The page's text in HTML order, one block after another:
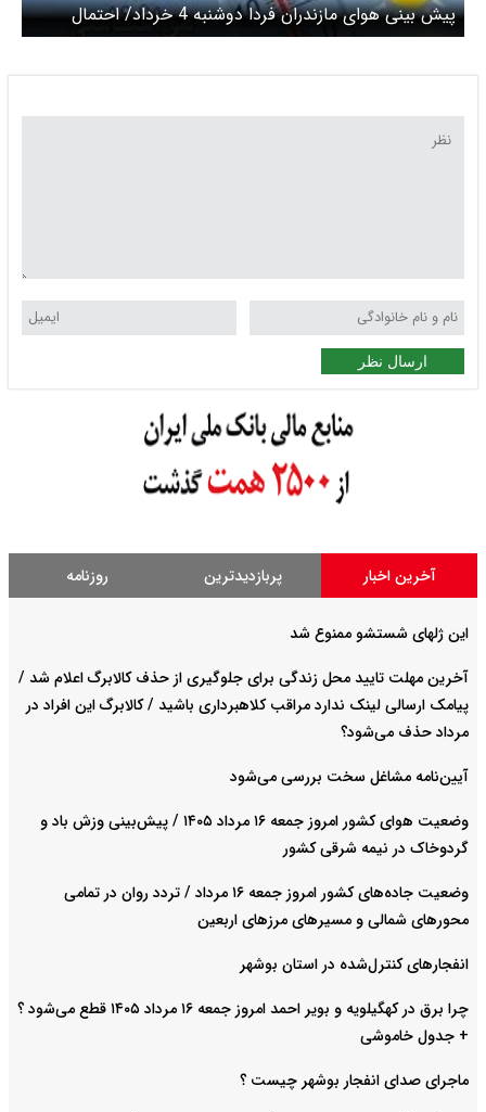
پیش بینی هوای مازندران فردا دوشنبه 4 خرداد/ احتمال
ریزش سنگ در محورهای کوهستانی
ارسال نظر
آخرین اخبار پربازدیدترین روزنامه
این ژلهای شستشو ممنوع شد
آخرین مهلت تایید محل زندگی برای جلوگیری از حذف کالابرگ اعلام شد /
پیامک ارسالی لینک ندارد مراقب کلاهبرداری باشید / کالابرگ این افراد در
مرداد حذف می‌شود؟
آیین‌نامه مشاغل سخت بررسی می‌شود
وضعیت هوای کشور امروز جمعه ۱۶ مرداد ۱۴۰۵ / پیش‌بینی وزش باد و
گردوخاک در نیمه شرقی کشور
وضعیت جاده‌های کشور امروز جمعه ۱۶ مرداد / تردد روان در تمامی
محورهای شمالی و مسیرهای مرزهای اربعین
انفجارهای کنترل‌شده در استان بوشهر
چرا برق در کهگیلویه و بویر احمد امروز جمعه ۱۶ مرداد ۱۴۰۵ قطع می‌شود ؟
+ جدول خاموشی
ماجرای صدای انفجار بوشهر چیست ؟